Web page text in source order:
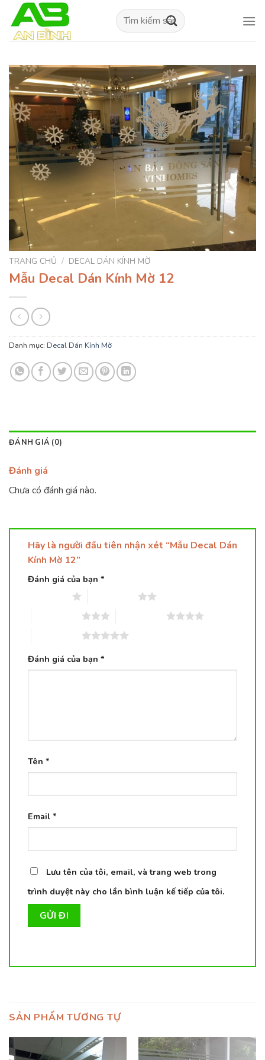
content
Tìm
kiếm:
TRANG CHỦ / DECAL DÁN KÍNH MỜ
Mẫu Decal Dán Kính Mờ 12
Danh mục: Decal Dán Kính Mờ
ĐÁNH GIÁ (0)
Đánh giá
Chưa có đánh giá nào.
Hãy là người đầu tiên nhận xét “Mẫu Decal Dán
Kính Mờ 12”
Đánh giá của bạn *
Đánh giá của bạn *
Tên *
Email *
Lưu tên của tôi, email, và trang web trong
trình duyệt này cho lần bình luận kế tiếp của tôi.
SẢN PHẨM TƯƠNG TỰ